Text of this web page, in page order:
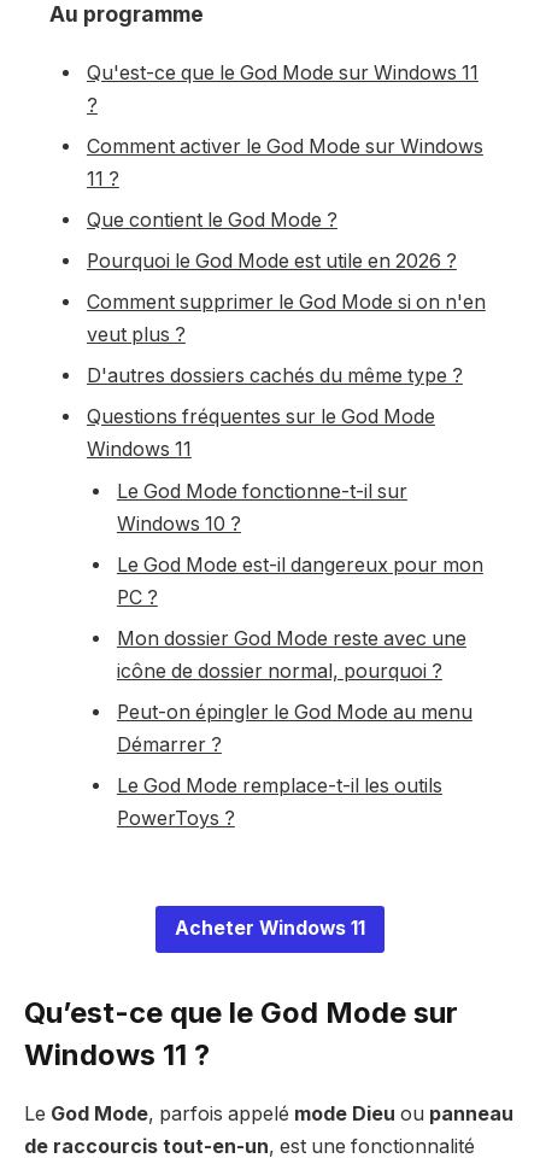
Au programme
Qu'est-ce que le God Mode sur Windows 11
?
Comment activer le God Mode sur Windows
11 ?
Que contient le God Mode ?
Pourquoi le God Mode est utile en 2026 ?
Comment supprimer le God Mode si on n'en
veut plus ?
D'autres dossiers cachés du même type ?
Questions fréquentes sur le God Mode
Windows 11
Le God Mode fonctionne-t-il sur
Windows 10 ?
Le God Mode est-il dangereux pour mon
PC ?
Mon dossier God Mode reste avec une
icône de dossier normal, pourquoi ?
Peut-on épingler le God Mode au menu
Démarrer ?
Le God Mode remplace-t-il les outils
PowerToys ?
Acheter Windows 11
Qu’est-ce que le God Mode sur
Windows 11 ?
Le God Mode, parfois appelé mode Dieu ou panneau
de raccourcis tout-en-un, est une fonctionnalité